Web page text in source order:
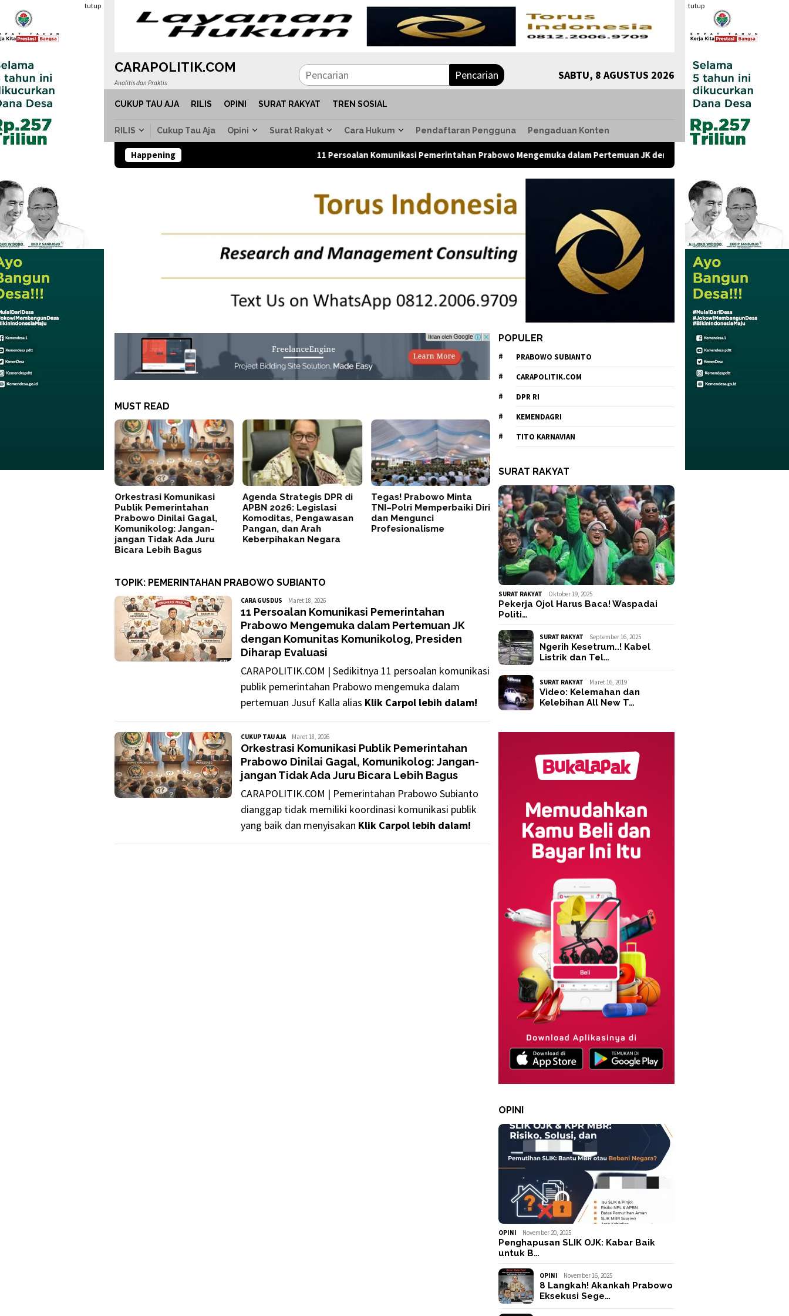
Loncat
konten
tutup tutup
CARAPOLITIK.COM
Analitis dan Praktis
Pencarian SABTU, 8 AGUSTUS 2026
CUKUP TAU AJA RILIS OPINI SURAT RAKYAT TREN SOSIAL
RILIS Cukup Tau Aja Opini Surat Rakyat Cara Hukum Pendaftaran Pengguna Pengaduan Konten
Happening 11 Persoalan Komunikasi Pemerintahan Prabowo Mengemuka dalam Pertemuan JK dengan Komunitas Komunikolog, Presiden
MUST READ
Orkestrasi Komunikasi
Publik Pemerintahan
Prabowo Dinilai Gagal,
Komunikolog: Jangan-
jangan Tidak Ada Juru
Bicara Lebih Bagus
Agenda Strategis DPR di
APBN 2026: Legislasi
Komoditas, Pengawasan
Pangan, dan Arah
Keberpihakan Negara
Tegas! Prabowo Minta
TNI–Polri Memperbaiki Diri
dan Mengunci
Profesionalisme
TOPIK: PEMERINTAHAN PRABOWO SUBIANTO
CARA GUSDUS GusDus
Maret 18, 2026
11 Persoalan Komunikasi Pemerintahan
Prabowo Mengemuka dalam Pertemuan JK
dengan Komunitas Komunikolog, Presiden
Diharap Evaluasi
CARAPOLITIK.COM | Sedikitnya 11 persoalan komunikasi
publik pemerintahan Prabowo mengemuka dalam
pertemuan Jusuf Kalla alias Klik Carpol lebih dalam!
CUKUP TAU AJAGusDus
Maret 18, 2026
Orkestrasi Komunikasi Publik Pemerintahan
Prabowo Dinilai Gagal, Komunikolog: Jangan-
jangan Tidak Ada Juru Bicara Lebih Bagus
CARAPOLITIK.COM | Pemerintahan Prabowo Subianto
dianggap tidak memiliki koordinasi komunikasi publik
yang baik dan menyisakan Klik Carpol lebih dalam!
POPULER
PRABOWO SUBIANTO
CARAPOLITIK.COM
DPR RI
KEMENDAGRI
TITO KARNAVIAN
SURAT RAKYAT
SURAT RAKYAT Oktober 19, 2025
Pekerja Ojol Harus Baca! Waspadai
Politi…
SURAT RAKYAT September 16, 2025
Ngerih Kesetrum..! Kabel
Listrik dan Tel…
SURAT RAKYAT Maret 16, 2019
Video: Kelemahan dan
Kelebihan All New T…
OPINI
OPINI November 20, 2025
Penghapusan SLIK OJK: Kabar Baik
untuk B…
OPINI November 16, 2025
8 Langkah! Akankah Prabowo
Eksekusi Sege…